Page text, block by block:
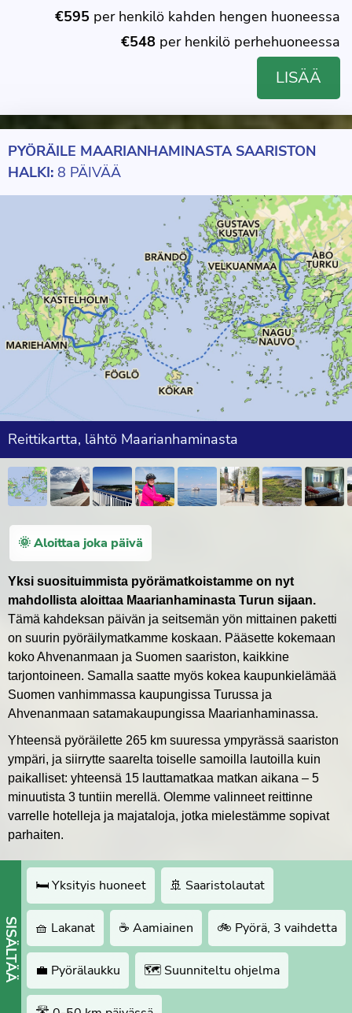
€595 per henkilö kahden hengen huoneessa
€548 per henkilö perhehuoneessa
LISÄÄ
PYÖRÄILE MAARIANHAMINASTA SAARISTON
HALKI: 8 PÄIVÄÄ
Reittikartta, lähtö Maarianhaminasta
🌞 Aloittaa joka päivä
Yksi suosituimmista pyörämatkoistamme on nyt
mahdollista aloittaa Maarianhaminasta Turun sijaan.
Tämä kahdeksan päivän ja seitsemän yön mittainen paketti
on suurin pyöräilymatkamme koskaan. Pääsette kokemaan
koko Ahvenanmaan ja Suomen saariston, kaikkine
tarjontoineen. Samalla saatte myös kokea kaupunkielämää
Suomen vanhimmassa kaupungissa Turussa ja
Ahvenanmaan satamakaupungissa Maarianhaminassa.
Yhteensä pyöräilette 265 km suuressa ympyrässä saariston
ympäri, ja siirrytte saarelta toiselle samoilla lautoilla kuin
paikalliset: yhteensä 15 lauttamatkaa matkan aikana – 5
minuutista 3 tuntiin merellä. Olemme valinneet reittinne
varrelle hotelleja ja majataloja, jotka mielestämme sopivat
parhaiten.
SISÄLTÄÄ
🛏 Yksityis huoneet 🚢 Saaristolautat
🧺 Lakanat ☕️ Aamiainen 🚲 Pyörä, 3 vaihdetta
💼 Pyörälaukku 🗺 Suunniteltu ohjelma